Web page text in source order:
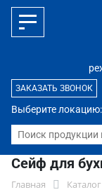
Выберите локацию:
ЗАКАЗАТЬ ЗВОНОК
Сейф для
Главная Каталог